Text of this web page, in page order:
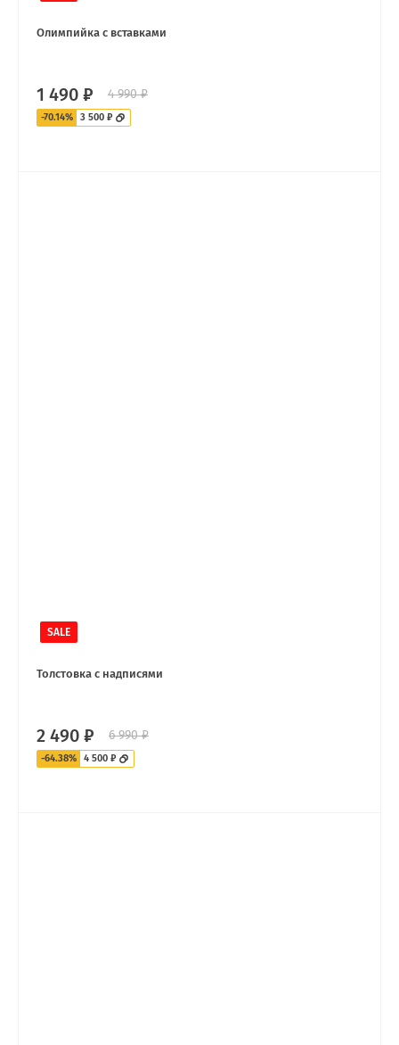
Олимпийка с вставками
1 490 ₽ 4 990 ₽
-70.14% 3 500 ₽
SALE
Толстовка с надписями
2 490 ₽ 6 990 ₽
-64.38% 4 500 ₽